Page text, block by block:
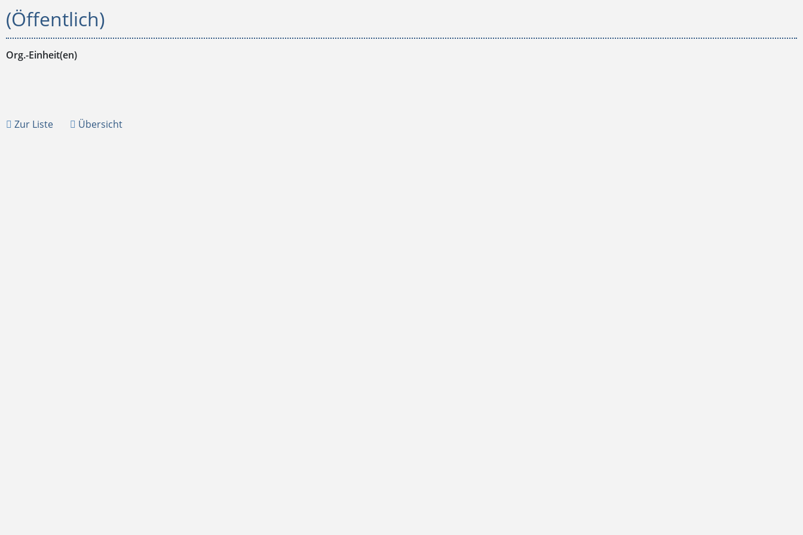
(Öffentlich)
Org.-Einheit(en)
Zur Liste Übersicht